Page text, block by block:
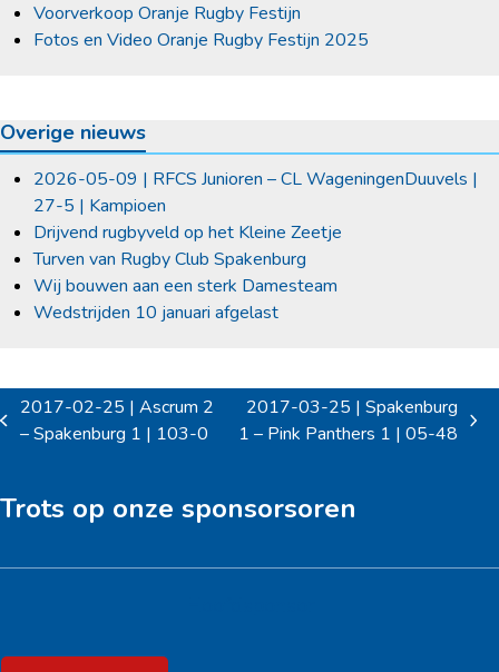
Voorverkoop Oranje Rugby Festijn
Fotos en Video Oranje Rugby Festijn 2025
Overige nieuws
2026-05-09 | RFCS Junioren – CL WageningenDuuvels |
27-5 | Kampioen
Drijvend rugbyveld op het Kleine Zeetje
Turven van Rugby Club Spakenburg
Wij bouwen aan een sterk Damesteam
Wedstrijden 10 januari afgelast
previous
2017-02-25 | Ascrum 2
– Spakenburg 1 | 103-0
next
2017-03-25 | Spakenburg
1 – Pink Panthers 1 | 05-48
Trots op onze sponsorsoren